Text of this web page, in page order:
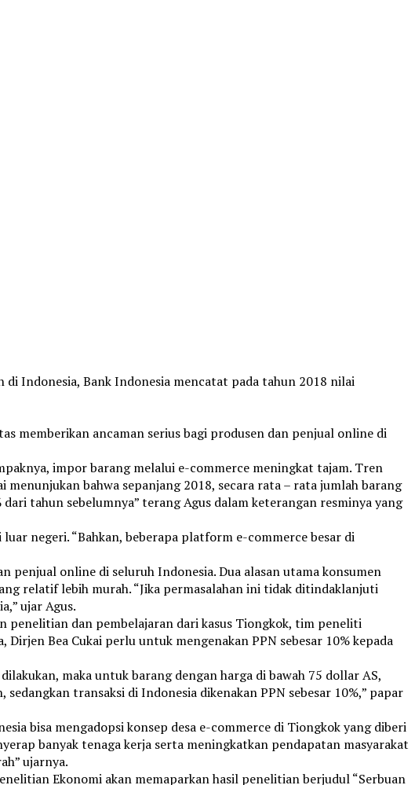
Indonesia, Bank Indonesia mencatat pada tahun 2018 nilai
memberikan ancaman serius bagi produsen dan penjual online di
impor barang melalui e-commerce meningkat tajam. Tren
bahwa sepanjang 2018, secara rata – rata jumlah barang
tahun sebelumnya” terang Agus dalam keterangan resminya yang
negeri. “Bahkan, beberapa platform e-commerce besar di
penjual online di seluruh Indonesia. Dua alasan utama konsumen
relatif lebih murah. “Jika permasalahan ini tidak ditindaklanjuti
ujar Agus.
penelitian dan pembelajaran dari kasus Tiongkok, tim peneliti
Bea Cukai perlu untuk mengenakan PPN sebesar 10% kepada
maka untuk barang dengan harga di bawah 75 dollar AS,
transaksi di Indonesia dikenakan PPN sebesar 10%,” papar
bisa mengadopsi konsep desa e-commerce di Tiongkok yang diberi
banyak tenaga kerja serta meningkatkan pendapatan masyarakat
ujarnya.
Ekonomi akan memaparkan hasil penelitian berjudul “Serbuan